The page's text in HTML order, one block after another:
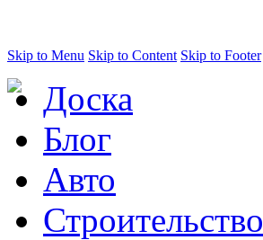
Skip to Menu Skip to Content Skip to Footer
Доска
Блог
Авто
Строительство